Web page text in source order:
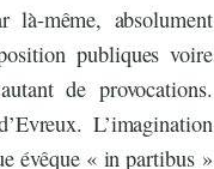
même, absolument
publiques voire
de provocations.
L’imagination
évêque « in partibus »